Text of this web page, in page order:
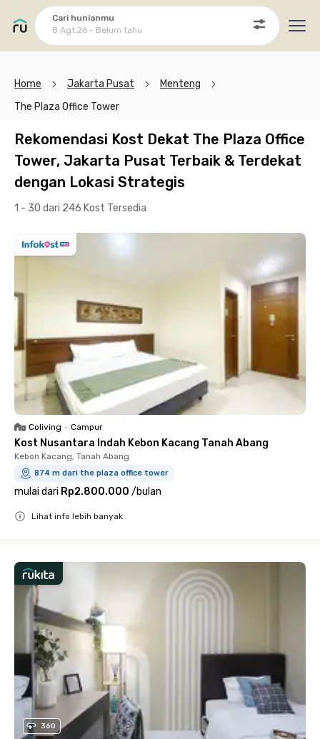
Cari hunianmu
8 Agt 26 - Belum tahu
Home Jakarta Pusat
Menteng
The Plaza Office Tower
Rekomendasi Kost Dekat The Plaza Office
Tower, Jakarta Pusat Terbaik & Terdekat
dengan Lokasi Strategis
1 - 30 dari 246 Kost Tersedia
Coliving • Campur
Kost Nusantara Indah Kebon Kacang Tanah Abang
Kebon Kacang, Tanah Abang
874 m dari the plaza office tower
mulai dari Rp2.800.000 /bulan
Lihat info lebih banyak
360